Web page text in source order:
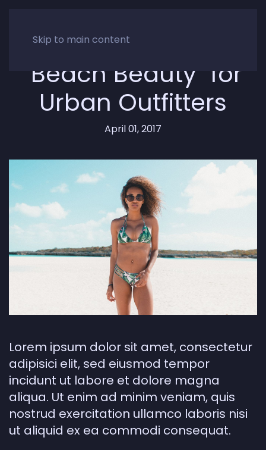
Skip to main content
"Beach Beauty" for
Urban Outfitters
April 01, 2017
Lorem ipsum dolor sit amet, consectetur
adipisici elit, sed eiusmod tempor
incidunt ut labore et dolore magna
aliqua. Ut enim ad minim veniam, quis
nostrud exercitation ullamco laboris nisi
ut aliquid ex ea commodi consequat.